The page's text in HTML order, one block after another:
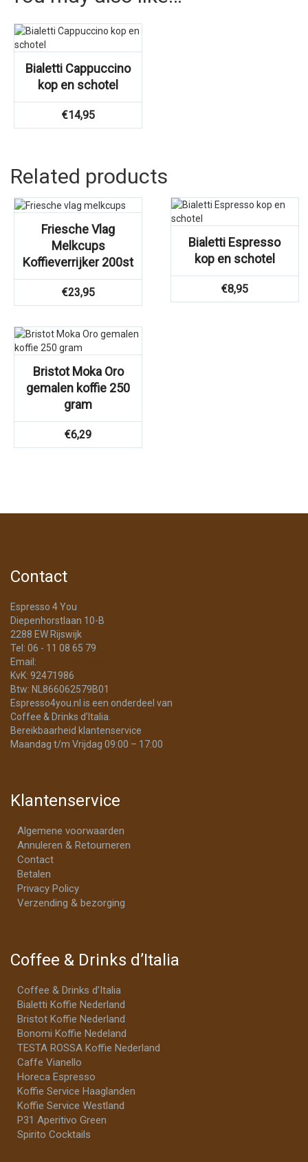
Bialetti Cappuccino
kop en schotel
€14,95
Related products
Friesche Vlag
Melkcups
Koffieverrijker 200st
€23,95
Bialetti Espresso
kop en schotel
€8,95
Bristot Moka Oro
gemalen koffie 250
gram
€6,29
Contact
Espresso 4 You
Diepenhorstlaan 10-B
2288 EW Rijswijk
Tel: 06 - 11 08 65 79
Email:
KvK: 92471986
Btw: NL866062579B01
Espresso4you.nl is een onderdeel van
Coffee & Drinks d’Italia.
Bereikbaarheid klantenservice
Maandag t/m Vrijdag 09:00 – 17:00
Klantenservice
Algemene voorwaarden
Annuleren & Retourneren
Contact
Betalen
Privacy Policy
Verzending & bezorging
Coffee & Drinks d’Italia
Coffee & Drinks d’Italia
Bialetti Koffie Nederland
Bristot Koffie Nederland
Bonomi Koffie Nedeland
TESTA ROSSA Koffie Nederland
Caffe Vianello
Horeca Espresso
Koffie Service Haaglanden
Koffie Service Westland
P31 Aperitivo Green
Spirito Cocktails